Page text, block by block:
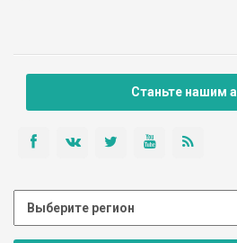
Станьте нашим